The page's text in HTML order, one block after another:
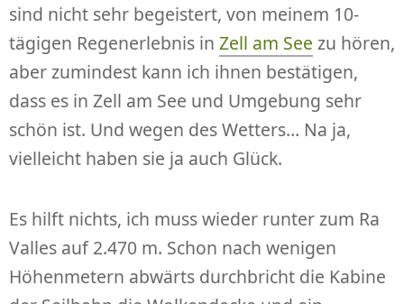
sind nicht sehr begeistert, von meinem 10-
tägigen Regenerlebnis in Zell am See zu hören,
aber zumindest kann ich ihnen bestätigen,
dass es in Zell am See und Umgebung sehr
schön ist. Und wegen des Wetters… Na ja,
vielleicht haben sie ja auch Glück.
Es hilft nichts, ich muss wieder runter zum Ra
Valles auf 2.470 m. Schon nach wenigen
Höhenmetern abwärts durchbricht die Kabine